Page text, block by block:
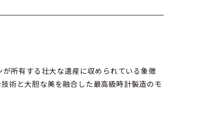
所有する壮大な遺産に収められている象徴
術と大胆な美を融合した最高級時計製造のモ